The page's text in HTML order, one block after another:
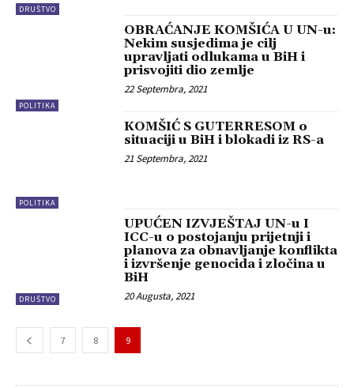
DRUŠTVO
POLITIKA
OBRAĆANJE KOMŠIĆA U UN-u:
Nekim susjedima je cilj
upravljati odlukama u BiH i
prisvojiti dio zemlje
22 Septembra, 2021
POLITIKA
KOMŠIĆ S GUTERRESOM o
situaciji u BiH i blokadi iz RS-a
21 Septembra, 2021
DRUŠTVO
UPUĆEN IZVJEŠTAJ UN-u I
ICC-u o postojanju prijetnji i
planova za obnavljanje konflikta
i izvršenje genocida i zločina u
BiH
20 Augusta, 2021
7 8 9